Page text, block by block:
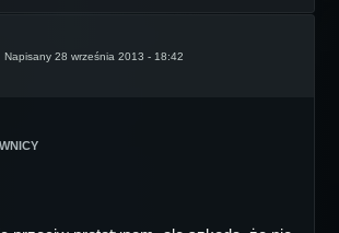
Napisany 28 września 2013 - 18:42